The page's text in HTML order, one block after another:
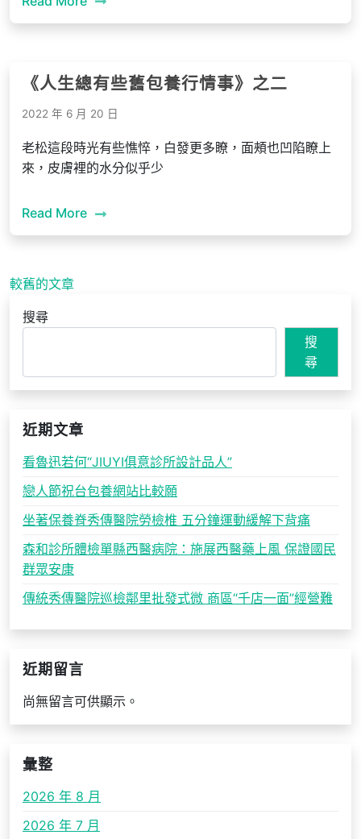
《人生總有些舊包養行情事》之二
2022 年 6 月 20 日
老松這段時光有些憔悴，白發更多瞭，面頰也凹陷瞭上
來，皮膚裡的水分似乎少
Read More
文
章
較舊的文章
搜尋
搜
尋
近期文章
看魯迅若何“JIUYI俱意診所設計品人”
戀人節祝台包養網站比較願
坐著保養脊秀傳醫院勞檢椎 五分鐘運動緩解下背痛
森和診所體檢單縣西醫病院：施展西醫藥上風 保證國民
群眾安康
傳統秀傳醫院巡檢鄰里批發式微 商區“千店一面”經營難
近期留言
尚無留言可供顯示。
彙整
2026 年 8 月
2026 年 7 月